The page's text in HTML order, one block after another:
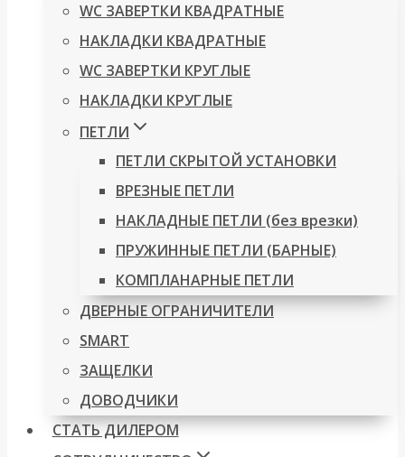
WC ЗАВЕРТКИ КВАДРАТНЫЕ
НАКЛАДКИ КВАДРАТНЫЕ
WC ЗАВЕРТКИ КРУГЛЫЕ
НАКЛАДКИ КРУГЛЫЕ
ПЕТЛИ
ПЕТЛИ СКРЫТОЙ УСТАНОВКИ
ВРЕЗНЫЕ ПЕТЛИ
НАКЛАДНЫЕ ПЕТЛИ (без врезки)
ПРУЖИННЫЕ ПЕТЛИ (БАРНЫЕ)
КОМПЛАНАРНЫЕ ПЕТЛИ
ДВЕРНЫЕ ОГРАНИЧИТЕЛИ
SMART
ЗАЩЕЛКИ
ДОВОДЧИКИ
СТАТЬ ДИЛЕРОМ